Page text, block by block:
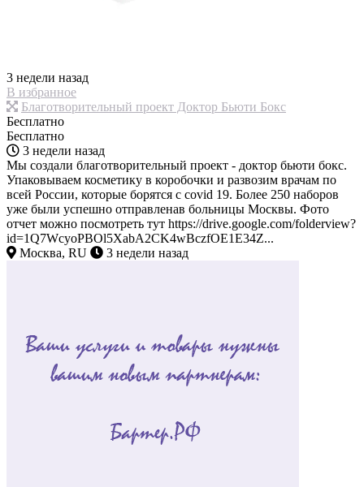
3 недели назад
В избранное
Благотворительный проект Доктор Бьюти Бокс
Бесплатно
Бесплатно
3 недели назад
Мы создали благотворительный проект - доктор бьюти бокс.
Упаковываем косметику в коробочки и развозим врачам по
всей России, которые борятся с covid 19. Более 250 наборов
уже были успешно отправленав больницы Москвы. Фото
отчет можно посмотреть тут https://drive.google.com/folderview?
id=1Q7WcyoPBOl5XabA2CK4wBczfOE1E34Z...
Москва, RU
3 недели назад